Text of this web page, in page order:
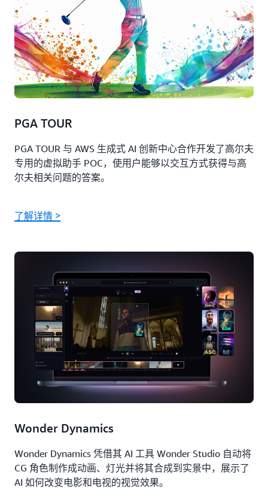
PGA TOUR
PGA TOUR 与 AWS 生成式 AI 创新中心合作开发了高尔夫
专用的虚拟助手 POC，使用户能够以交互方式获得与高
尔夫相关问题的答案。
了解详情 >
Wonder Dynamics
Wonder Dynamics 凭借其 AI 工具 Wonder Studio 自动将
CG 角色制作成动画、灯光并将其合成到实景中，展示了
AI 如何改变电影和电视的视觉效果。